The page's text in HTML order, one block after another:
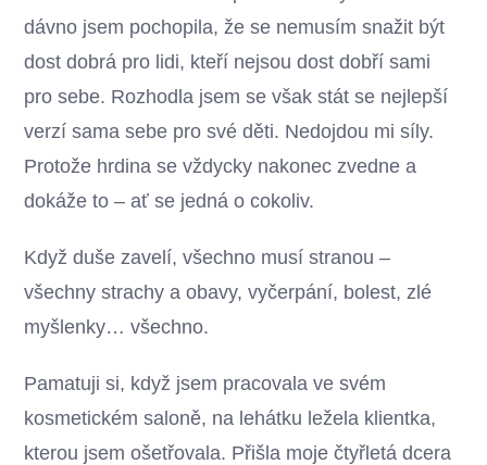
dávno jsem pochopila, že se nemusím snažit být
dost dobrá pro lidi, kteří nejsou dost dobří sami
pro sebe. Rozhodla jsem se však stát se nejlepší
verzí sama sebe pro své děti. Nedojdou mi síly.
Protože hrdina se vždycky nakonec zvedne a
dokáže to – ať se jedná o cokoliv.
Když duše zavelí, všechno musí stranou –
všechny strachy a obavy, vyčerpání, bolest, zlé
myšlenky… všechno.
Pamatuji si, když jsem pracovala ve svém
kosmetickém saloně, na lehátku ležela klientka,
kterou jsem ošetřovala. Přišla moje čtyřletá dcera